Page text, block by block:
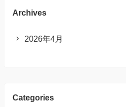
Archives
2026年4月
Categories